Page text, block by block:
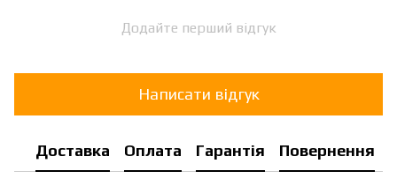
Додайте перший відгук
Написати відгук
Доставка Оплата Гарантія Повернення